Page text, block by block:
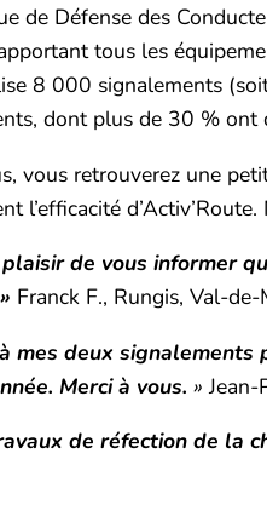
de Défense des
tous les
8 000 signalements
dont plus de 30 % ont
vous retrouverez une
l’efficacité
plaisir de vous informer
Franck F., Rungis, Val-de-
mes deux
Merci à vous. »Jean-
de réfection de la